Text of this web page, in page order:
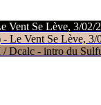
Vent Se Lève, 3/02/
Le Vent Se Lève, 3/
- intro du